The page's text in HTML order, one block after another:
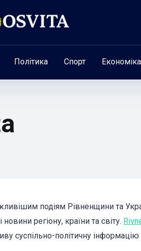
Політика Спорт Економіка
подіям Рівненщини та
регіону, країни та світу.
суспільно-політичну інформацію